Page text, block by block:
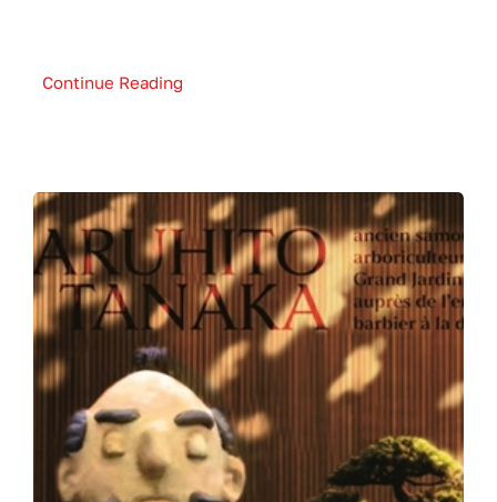
Continue Reading